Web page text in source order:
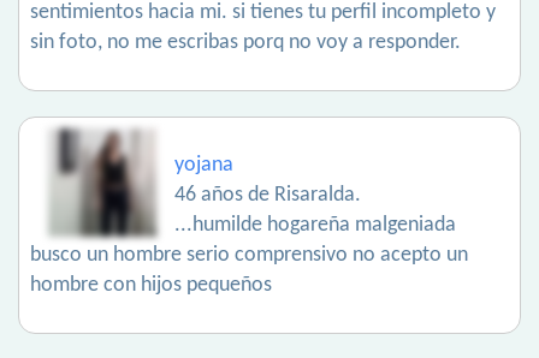
sentimientos hacia mi. si tienes tu perfil incompleto y
sin foto, no me escribas porq no voy a responder.
yojana
46 años de Risaralda.
...humilde hogareña malgeniada
busco un hombre serio comprensivo no acepto un
hombre con hijos pequeños